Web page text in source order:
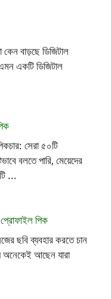
বাড়ছে ডিজিটাল
একটি ডিজিটাল
সেরা ৫০টি
বলতে পারি, মেয়েদের
...
পিক
ছবি ব্যবহার করতে চান
অনেকেই আছেন যারা